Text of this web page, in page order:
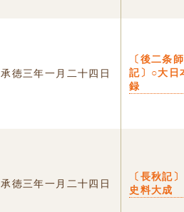
承徳三年一月二十四日
〔後二条
記〕○大日
録
承徳三年一月二十四日
〔長秋記
史料大成